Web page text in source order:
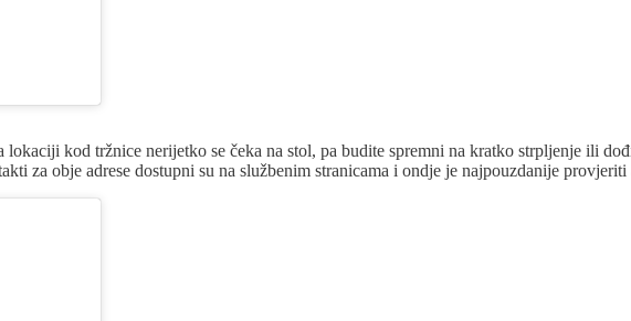
kod tržnice nerijetko se čeka na stol, pa budite spremni na kratko strpljenje ili
za obje adrese dostupni su na službenim stranicama i ondje je najpouzdanije